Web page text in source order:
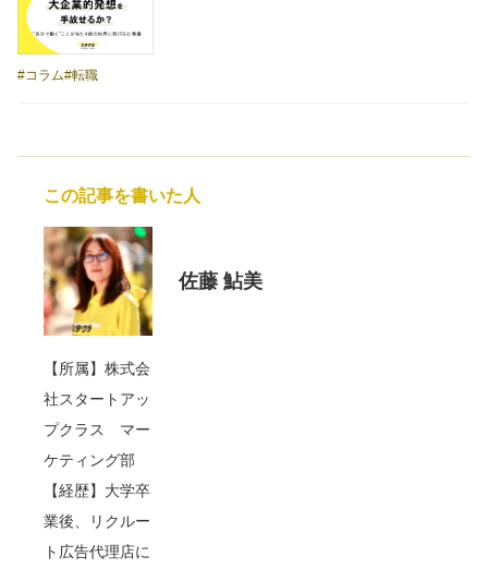
コラム 転職
この記事を書いた人
佐藤 鮎美
【所属】株式会
社スタートアッ
プクラス マー
ケティング部
【経歴】大学卒
業後、リクルー
ト広告代理店に